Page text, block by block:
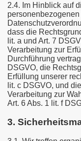
2.4. Im Hinblick auf
dass die
lit. a und Art. 7
Verarbeitung zur
Durchführung
DSGVO, die
Erfüllung unserer
lit. c DSGVO, und
Verarbeitung zur
Art. 6 Abs. 1 lit. f
3.